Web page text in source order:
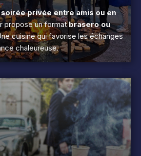
privée entre amis ou en
propose un formatbrasero ou
cuisine qui favorise les échanges
chaleureuse.